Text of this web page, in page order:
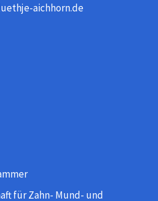
aichhorn.de
für Zahn- Mund- und